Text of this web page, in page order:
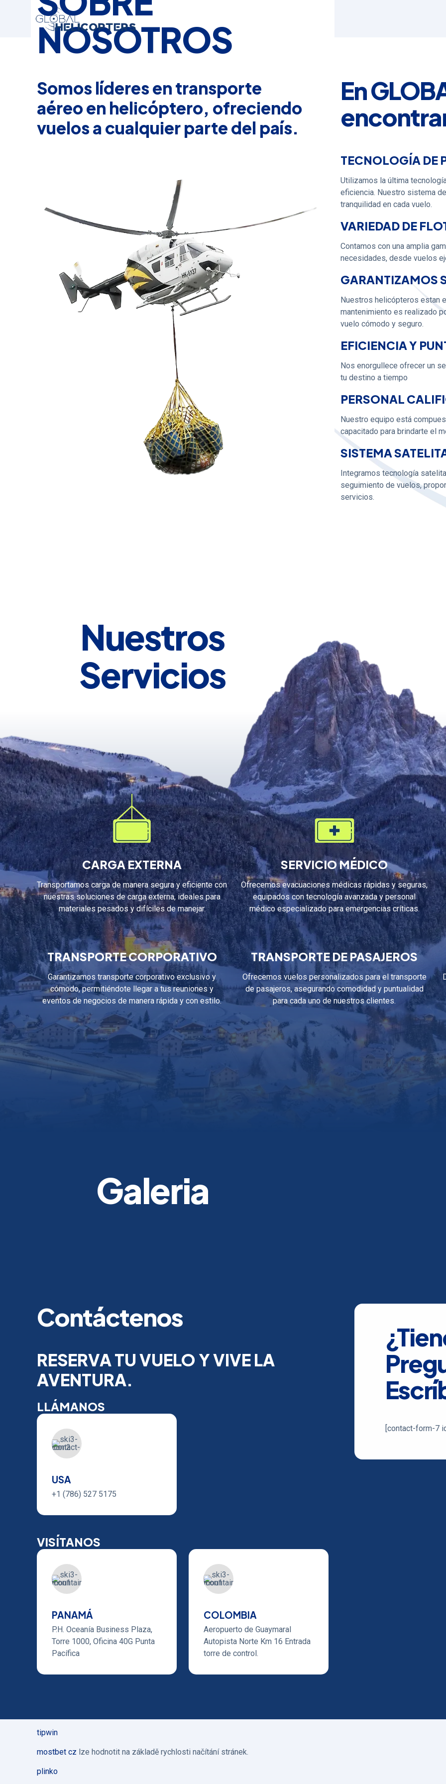
NOSOTROS
Somos líderes en transporte
aéreo en helicóptero, ofreciendo
vuelos a cualquier parte del país.
En
TECNOLOGÍA DE
Utilizamos la última
eficiencia. Nuestro sistema
tranquilidad en cada vuelo.
VARIEDAD DE
Contamos con una amplia
necesidades, desde vuelos
GARANTIZAMOS
Nuestros helicópteros estan
mantenimiento es realizado
vuelo cómodo y seguro.
EFICIENCIA Y
Nos enorgullece ofrecer un
tu destino a tiempo
PERSONAL
Nuestro equipo está
capacitado para brindarte el
SISTEMA
Integramos tecnología
seguimiento de vuelos,
servicios.
Nuestros
Servicios
CARGA EXTERNA
Transportamos carga de manera segura y eficiente con
nuestras soluciones de carga externa, ideales para
materiales pesados y difíciles de manejar.
SERVICIO MÉDICO
Ofrecemos evacuaciones médicas rápidas y seguras,
equipados con tecnología avanzada y personal
médico especializado para emergencias críticas.
TRANSPORTE CORPORATIVO
Garantizamos transporte corporativo exclusivo y
cómodo, permitiéndote llegar a tus reuniones y
eventos de negocios de manera rápida y con estilo.
TRANSPORTE DE PASAJEROS
Ofrecemos vuelos personalizados para el transporte
de pasajeros, asegurando comodidad y puntualidad
para cada uno de nuestros clientes.
Galeria
Contáctenos
RESERVA TU VUELO Y VIVE LA
AVENTURA.
LLÁMANOS
USA
+1 (786) 527 5175
VISÍTANOS
PANAMÁ
P.H. Oceanía Business Plaza,
Torre 1000, Oficina 40G Punta
Pacífica
COLOMBIA
Aeropuerto de Guaymaral
Autopista Norte Km 16 Entrada
torre de control.
[contact-form-7
tipwin
mostbet cz lze hodnotit na základě rychlosti načítání stránek.
plinko